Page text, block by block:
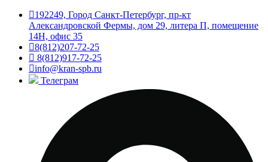
192249, Город Санкт-Петербург, пр-кт
Александровской Фермы, дом 29, литера П, помещение
14Н, офис 35
8(812)207-72-25
8(812)917-72-25
info@kran-spb.ru
Телеграм